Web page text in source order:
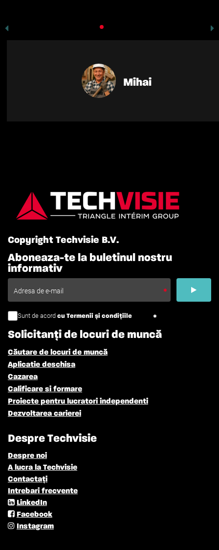
Mihai
Copyright Techvisie B.V.
Aboneaza-te la buletinul nostru
informativ
Sunt de acord cu Termenii și condițiile
Solicitanți de locuri de muncă
Căutare de locuri de muncă
Aplicatie deschisa
Cazarea
Calificare si formare
Proiecte pentru lucratori independenti
Dezvoltarea carierei
Despre Techvisie
Despre noi
A lucra la Techvisie
Contactați
Intrebari frecvente
LinkedIn
Facebook
Instagram